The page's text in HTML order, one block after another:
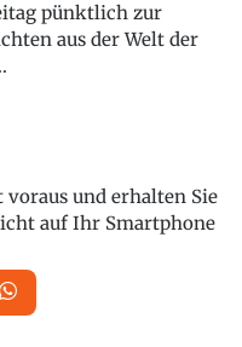
pünktlich zur
aus der Welt der
und erhalten Sie
auf Ihr Smartphone